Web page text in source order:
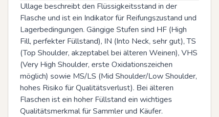
Ullage beschreibt den Flüssigkeitsstand in der
Flasche und ist ein Indikator für Reifungszustand und
Lagerbedingungen. Gängige Stufen sind HF (High
Fill, perfekter Füllstand), IN (Into Neck, sehr gut), TS
(Top Shoulder, akzeptabel bei älteren Weinen), VHS
(Very High Shoulder, erste Oxidationszeichen
möglich) sowie MS/LS (Mid Shoulder/Low Shoulder,
hohes Risiko für Qualitätsverlust). Bei älteren
Flaschen ist ein hoher Füllstand ein wichtiges
Qualitätsmerkmal für Sammler und Käufer.